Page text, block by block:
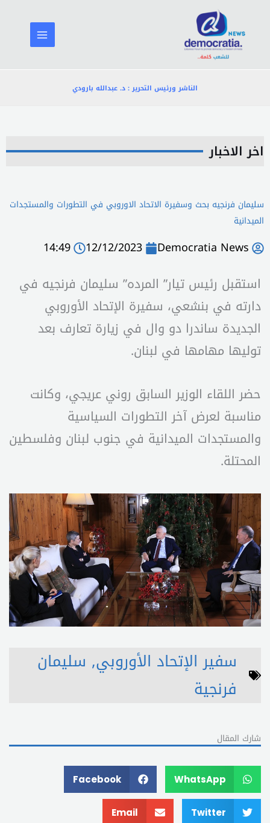
المحتوى
الناشر ورئيس التحرير : د. عبدالله بارودي
اخر الاخبار
سليمان فرنجيه بحث وسفيرة الاتحاد الاوروبي في التطورات والمستجدات
الميدانية
Democratia News
12/12/2023
14:49
استقبل رئيس تيار” المرده” سليمان فرنجيه في
دارته في بنشعي، سفيرة الإتحاد الأوروبي
الجديدة ساندرا دو وال في زيارة تعارف بعد
توليها مهامها في لبنان.
حضر اللقاء الوزير السابق روني عريجي، وكانت
مناسبة لعرض آخر التطورات السياسية
والمستجدات الميدانية في جنوب لبنان وفلسطين
المحتلة.
سفير الإتحاد الأوروبي, سليمان
فرنجية
شارك المقال
WhatsApp
Facebook
Twitter
Email